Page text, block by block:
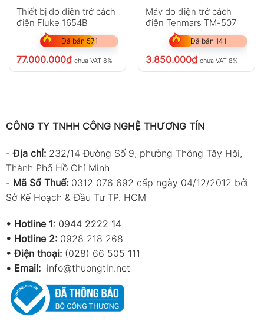
Thiết bị đo điện trở cách
điện Fluke 1654B
Đã bán 571
77.000.000₫ chưa VAT 8%
Máy đo điện trở cách
điện Tenmars TM-507
Đã bán 141
3.850.000₫ chưa VAT 8%
CÔNG TY TNHH CÔNG NGHỆ THƯƠNG TÍN
-Địa chỉ: 232/14 Đường Số 9, phường Thông Tây Hội,
Thành Phố Hồ Chí Minh
- Mã Số Thuế: 0312 076 692 cấp ngày 04/12/2012 bởi
Sở Kế Hoạch & Đầu Tư TP. HCM
• Hotline 1: 0944 2222 14
• Hotline 2: 0928 218 268
• Điện thoại: (028) 66 505 111
• Email: info@thuongtin.net